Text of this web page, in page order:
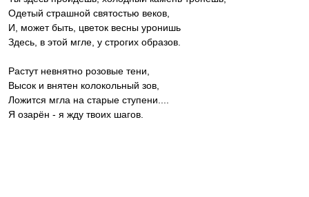
Одетый страшной святостью веков,
И, может быть, цветок весны уронишь
Здесь, в этой мгле, у строгих образов.
Растут невнятно розовые тени,
Высок и внятен колокольный зов,
Ложится мгла на старые ступени....
Я озарён - я жду твоих шагов.